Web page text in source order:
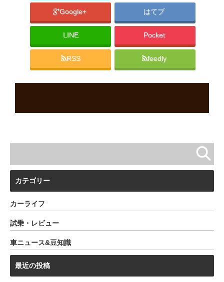
Google+ はてブ
LINE Pocket
RSS feedly
カテゴリー
カーライフ
試乗・レビュー
車ニュース&豆知識
最近の投稿